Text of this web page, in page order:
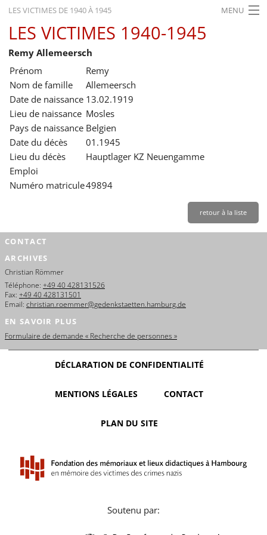
LES VICTIMES DE 1940 À 1945 MENU
ACCUEIL
ACTUALITÉS
EXPOSITIONS
HISTORIQUE
FORMATION
RECHERCHE
SERVICE
LES VICTIMES 1940-1945
Remy Allemeersch
Prénom
Remy
Nom de famille
Allemeersch
Date de naissance 13.02.1919
Lieu de naissance Mosles
Pays de naissance Belgien
Date du décès
01.1945
Lieu du décès
Hauptlager KZ Neuengamme
Emploi
Numéro matricule49894
retour à la liste
CONTACT
ARCHIVES
Christian Römmer
Téléphone: +49 40 428131526
Fax: +49 40 428131501
Email: christian.roemmer@gedenkstaetten.hamburg.de
EN SAVOIR PLUS
Formulaire de demande « Recherche de personnes »
DÉCLARATION DE CONFIDENTIALITÉ
MENTIONS LÉGALES CONTACT
PLAN DU SITE
Soutenu par: